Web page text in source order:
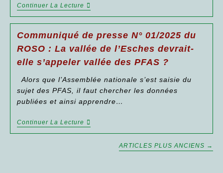
Questionne
Sur
De
La
Réglementation.
Continuer La LectureCommuniqué
02/2025
Du
ROSO :
Les
Des
De
La
L’Esches
N’ont
Communiqué de presse N° 01/2025 du
ROSO : La vallée de l’Esches devrait-
elle s’appeler vallée des PFAS ?
Alors que l’Assemblée nationale s’est saisie du
sujet des PFAS, il faut chercher les données
publiées et ainsi apprendre…
Continuer La LectureCommuniqué
ARTICLES PLUS ANCIENS →